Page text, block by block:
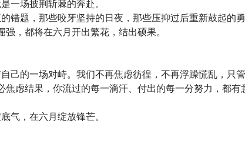
一场披荆斩棘的奔赴。
错题，那些咬牙坚持的日夜，那些压抑过后重新鼓起的
，都将在六月开出繁花，结出硕果。
己的一场对峙。我们不再焦虑彷徨，不再浮躁慌乱，只
虑结果，你流过的每一滴汗、付出的每一分努力，都有
气，在六月绽放锋芒。